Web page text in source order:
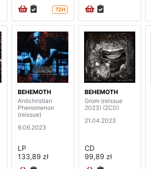
72H
BEHEMOTH
Antichristian
Phenomenon
(reissue)
9.06.2023
LP
133,89 zł
BEHEMOTH
Grom (reissue
2023) (2CD)
21.04.2023
CD
99,89 zł